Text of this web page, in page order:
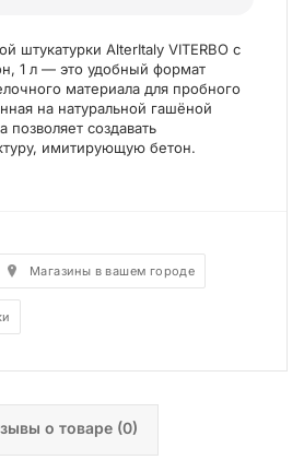
штукатурки AlterItaly VITERBO с
1 л — это удобный формат
материала для пробного
на натуральной гашёной
позволяет создавать
имитирующую бетон.
Магазины в вашем городе
о товаре (0)